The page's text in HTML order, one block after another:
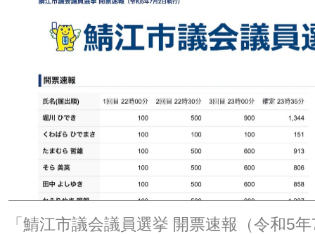
「鯖江市議会議員選挙 開票速報（令和5